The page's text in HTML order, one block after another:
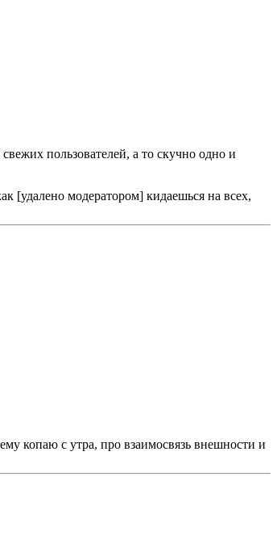
пользователей, а то скучно одно и
[удалено модератором] кидаешься на всех,
копаю с утра, про взаимосвязь внешности и